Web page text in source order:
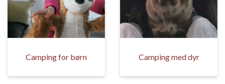
Camping for børn Camping med dyr